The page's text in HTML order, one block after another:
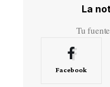
La
Tu
Facebook